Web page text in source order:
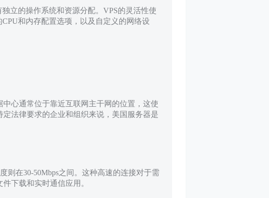
立的操作系统和资源分配。VPS的灵活性使
和内存配置选项，以及自定义的网络设
心通常位于靠近互联网主干网的位置，这使
法律要求的企业和组织来说，美国服务器是
则在30-50Mbps之间。这种高速的连接对于需
下载和实时通信应用。